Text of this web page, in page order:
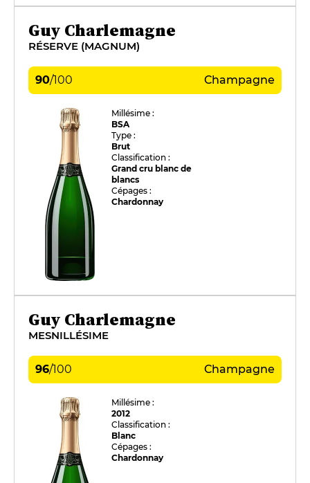
Guy Charlemagne
RÉSERVE (MAGNUM)
90/100 Champagne
Millésime :
BSA
Type :
Brut
Classification :
Grand cru blanc de
blancs
Cépages :
Chardonnay
Guy Charlemagne
MESNILLÉSIME
96/100 Champagne
Millésime :
2012
Classification :
Blanc
Cépages :
Chardonnay